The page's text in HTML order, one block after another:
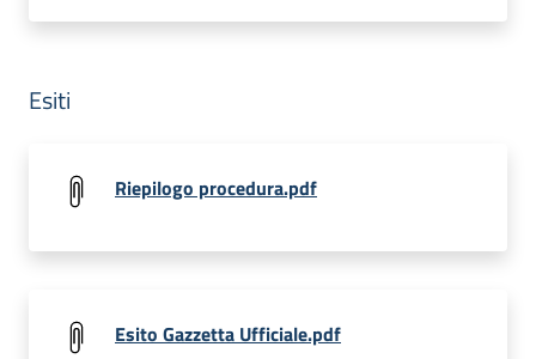
Esiti
Riepilogo procedura.pdf
Esito Gazzetta Ufficiale.pdf